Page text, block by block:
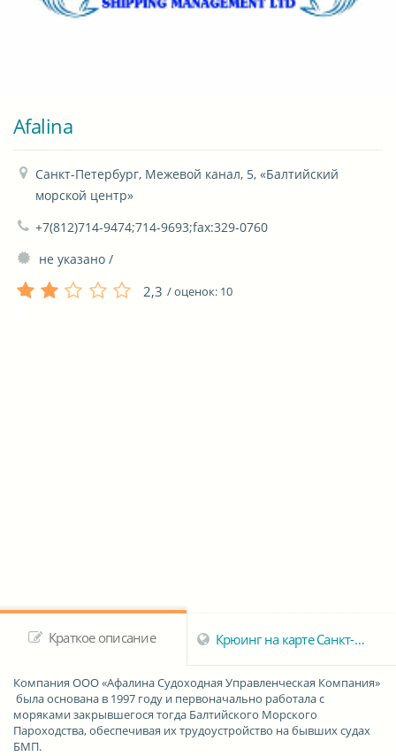
Afalina
Санкт-Петербург, Межевой канал, 5, «Балтийский
морской центр»
+7(812)714-9474;714-9693;fax:329-0760
не указано /
2,3 / оценок: 10
Краткое описание Крюинг на карте Санкт-Петербурга
Компания ООО «Афалина Судоходная Управленческая Компания»
была основана в 1997 году и первоначально работала с
моряками закрывшегося тогда Балтийского Морского
Пароходства, обеспечивая их трудоустройство на бывших судах
БМП.